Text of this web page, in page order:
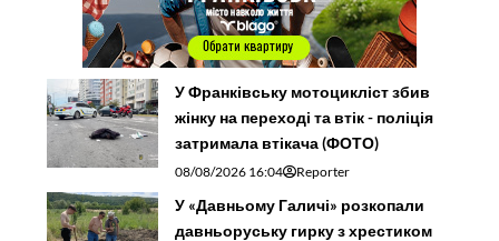
У Франківську мотоцикліст збив
жінку на переході та втік - поліція
затримала втікача (ФОТО)
08/08/2026 16:04 Reporter
У «Давньому Галичі» розкопали
давньоруську гирку з хрестиком